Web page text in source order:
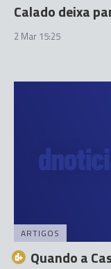
Calado deixa
2 Mar 15:25
ARTIGOS
Quando a